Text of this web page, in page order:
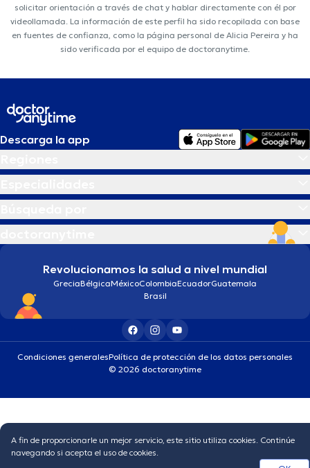
solicitar orientación a través de chat y hablar directamente con él por
videollamada. La información de este perfil ha sido recopilada con base
en fuentes de confianza, como la página personal de Alicia Pereira y ha
sido verificada por el equipo de doctoranytime.
Descarga la app
Revolucionamos la salud a nivel mundial
GreciaBélgicaMéxicoColombiaEcuadorGuatemala
Brasil
Condiciones generalesPolítica de protección de los datos personales
© 2026 doctoranytime
A fin de proporcionarle un mejor servicio, este sitio utiliza cookies. Continúe
navegando si acepta el uso de cookies.